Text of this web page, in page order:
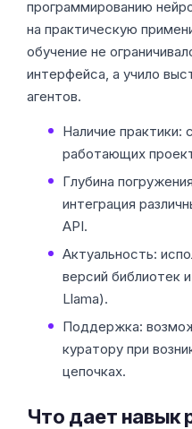
программированию
на практическую
обучение не
интерфейса, а учило
агентов.
Наличие практики:
работающих
Глубина
интеграция
API.
Актуальность:
версий библиотек
Llama).
Поддержка:
куратору при
цепочках.
Что дает навык